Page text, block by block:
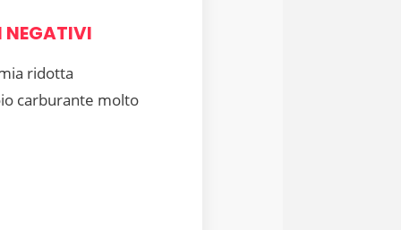
NEGATIVI
ridotta
carburante molto